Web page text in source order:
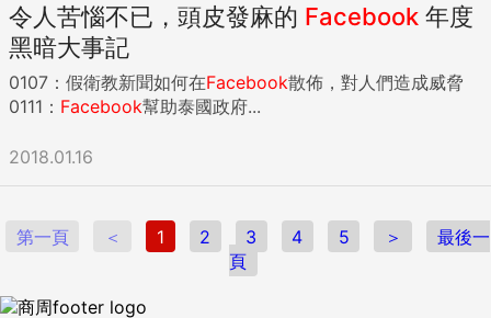
令人苦惱不已，頭皮發麻的 Facebook 年度
黑暗大事記
0107：假衛教新聞如何在Facebook散佈，對人們造成威脅
0111： Facebook幫助泰國政府...
2018.01.16
第一頁 ＜ 1 2 3 4 5 ＞
最後一
頁